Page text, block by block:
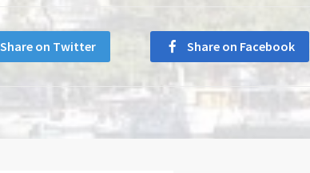
Share on Twitter Share on Facebook